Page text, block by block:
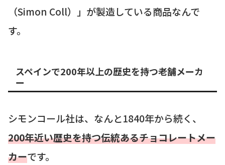
（Simon Coll）」が製造している商品なんで
す。
スペインで200年以上の歴史を持つ老舗メーカ
ー
シモンコール社は、なんと1840年から続く、
200年近い歴史を持つ伝統あるチョコレートメー
カーです。